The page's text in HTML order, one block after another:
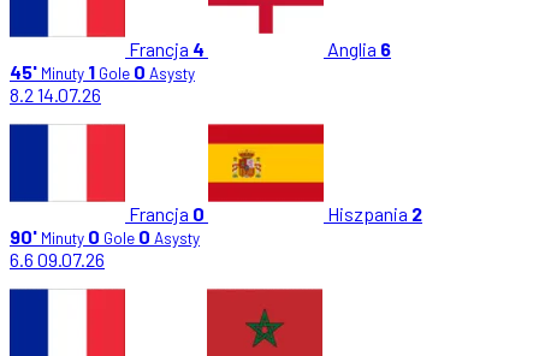
Francja 4 Anglia 6
45' Minuty 1 Gole 0 Asysty
8.2 14.07.26
Francja 0 Hiszpania 2
90' Minuty 0 Gole 0 Asysty
6.6 09.07.26